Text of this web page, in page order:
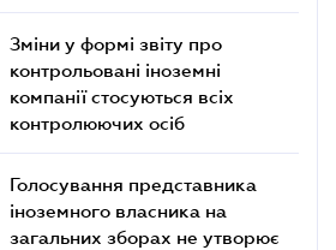
Зміни у формі звіту про
контрольовані іноземні
компанії стосуються всіх
контролюючих осіб
Голосування представника
іноземного власника на
загальних зборах не утворює